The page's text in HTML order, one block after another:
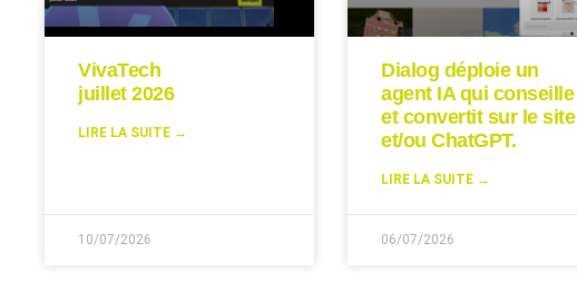
VivaTech
juillet 2026
LIRE LA SUITE →
10/07/2026
Dialog déploie un
agent IA qui conseille
et convertit sur le site
et/ou ChatGPT.
LIRE LA SUITE →
06/07/2026